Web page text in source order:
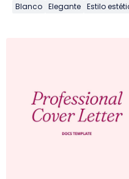
Blanco Elegante Estilo